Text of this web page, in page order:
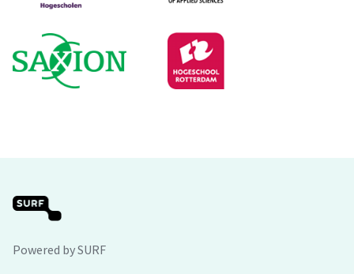
Powered by SURF